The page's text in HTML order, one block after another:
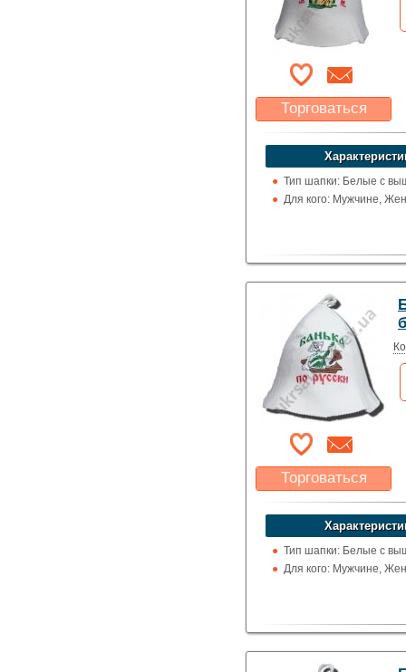
Торговаться
Какая цена Вас
устроит?
Указать цену
Тип шапки: Белые с
Для кого: Мужчине,
Торговаться
Какая цена Вас
устроит?
Указать цену
Тип шапки: Белые с
Для кого: Мужчине,